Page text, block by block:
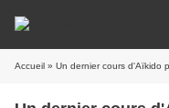
Accueil » Un dernier cours d'Aïkido